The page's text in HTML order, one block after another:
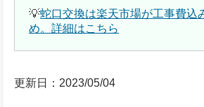
💡蛇口交換は楽天市場が工事費込
め。詳細はこちら
更新日：2023/05/04